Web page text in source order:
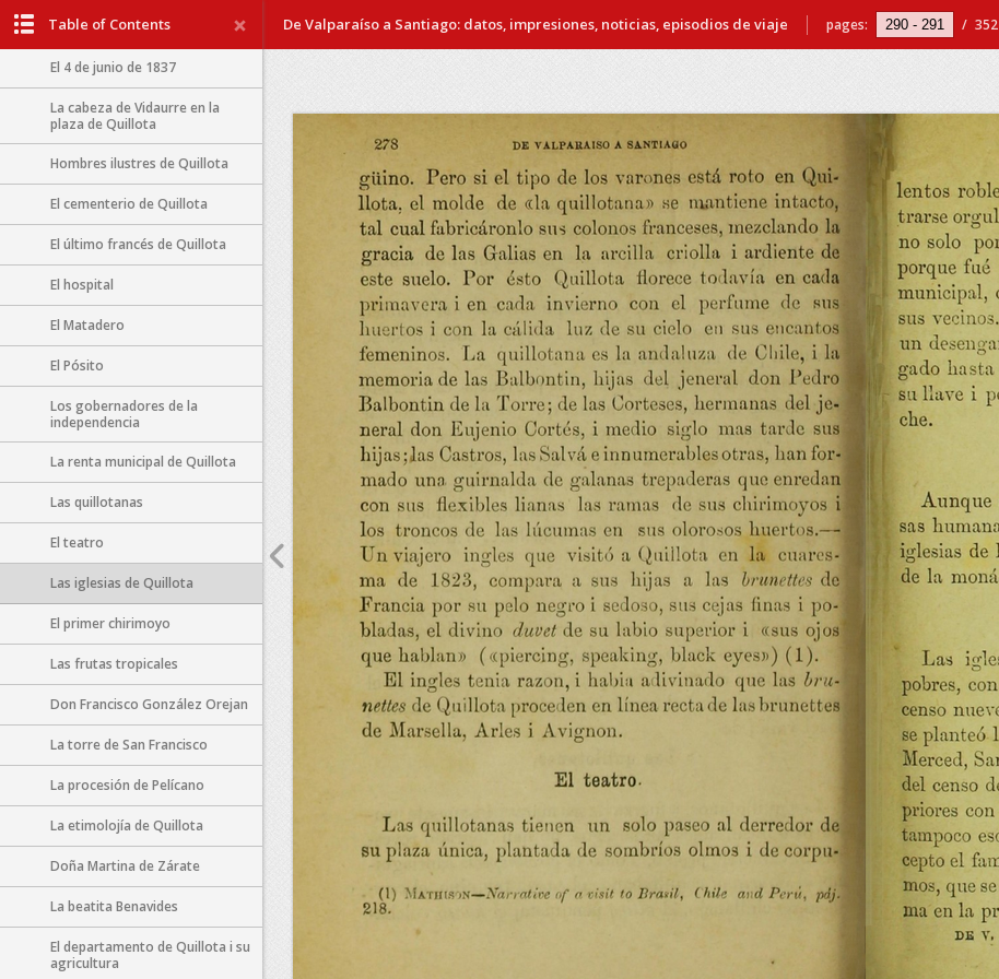
De Valparaíso a Santiago: datos, impresiones, noticias, episodios de viaje pages: / 352
Table of Contents
Quillota rebelde
El 4 de junio de 1837
La cabeza de Vidaurre en la
plaza de Quillota
Hombres ilustres de Quillota
El cementerio de Quillota
El último francés de Quillota
El hospital
El Matadero
El Pósito
Los gobernadores de la
independencia
La renta municipal de Quillota
Las quillotanas
El teatro
Las iglesias de Quillota
El primer chirimoyo
Las frutas tropicales
Don Francisco González Orejan
La torre de San Francisco
La procesión de Pelícano
La etimolojía de Quillota
Doña Martina de Zárate
La beatita Benavides
El departamento de Quillota i su
agricultura